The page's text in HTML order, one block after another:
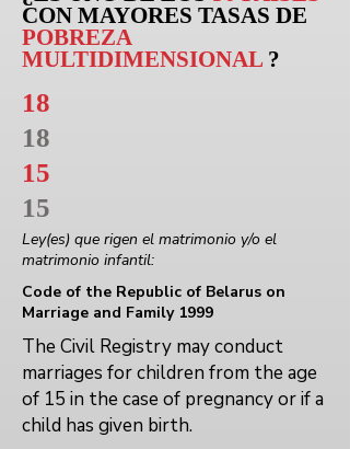
CON MAYORES TASAS DE
POBREZA
MULTIDIMENSIONAL ?
18
18
15
15
Ley(es) que rigen el matrimonio y/o el
matrimonio infantil:
Code of the Republic of Belarus on
Marriage and Family 1999
The Civil Registry may conduct
marriages for children from the age
of 15 in the case of pregnancy or if a
child has given birth.